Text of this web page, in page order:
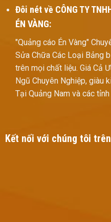
Đôi nét về CÔNG TY
ÉN VÀNG:
"Quảng cáo Én Vàng"
Sửa Chữa Các Loại Bảng
trên mọi chất liệu. Giá Cả
Ngũ Chuyên Nghiệp, giàu
Tại Quảng Nam và các
Kết nối với chúng tôi